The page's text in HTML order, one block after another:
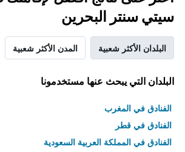
سيتي سنتر البحرين
البلدان الأكثر شعبية المدن الأكثر شعبية
البلدان التي يبحث عنها مستخدمونا
الفنادق في المغرب
الفنادق في قطر
الفنادق في المملكة العربية السعودية